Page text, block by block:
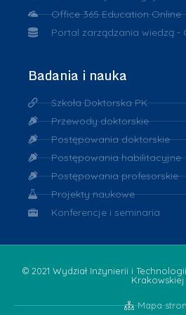
Office 365 Education Online
Portal zarządzania wiedzą -
Badania i nauka
Szkoła Doktorska PK
Przewody doktorskie
Postępowania doktorskie
Postępowania habilitacyjne
Postępowania profesorskie
Projekty naukowe
Konferencje i seminaria
© 2021 Wydział Inżynierii i
Krakowskiej
Mapa